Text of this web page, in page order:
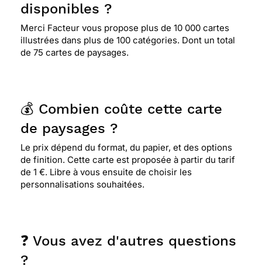
disponibles ?
Merci Facteur vous propose plus de 10 000 cartes
illustrées dans plus de 100 catégories. Dont un total
de 75 cartes de paysages.
💰 Combien coûte cette carte
de paysages ?
Le prix dépend du format, du papier, et des options
de finition. Cette carte est proposée à partir du tarif
de 1 €. Libre à vous ensuite de choisir les
personnalisations souhaitées.
❓ Vous avez d'autres questions
?